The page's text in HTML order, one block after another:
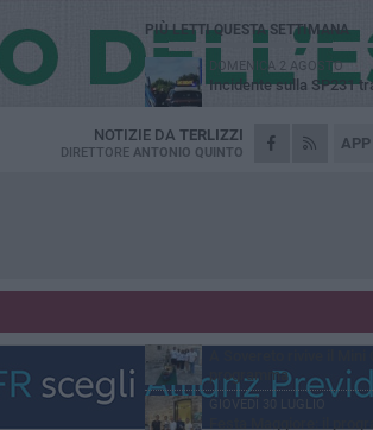
APP
NOTIZIE DA TERLIZZI
DIRETTORE ANTONIO QUINTO
PIÙ LETTI QUESTA SETTIMANA
DOMENICA 2 AGOSTO
Incidente sulla SP231
LUNEDÌ 3 AGOSTO
Gatto senza vita sul
I timonieri incontrano i
SABATO 1 AGOSTO
programma
GIOVEDÌ 30 LUGLIO